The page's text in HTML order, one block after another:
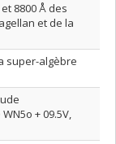
8800 Å des
et de la
super-algèbre
+ 09.5V,